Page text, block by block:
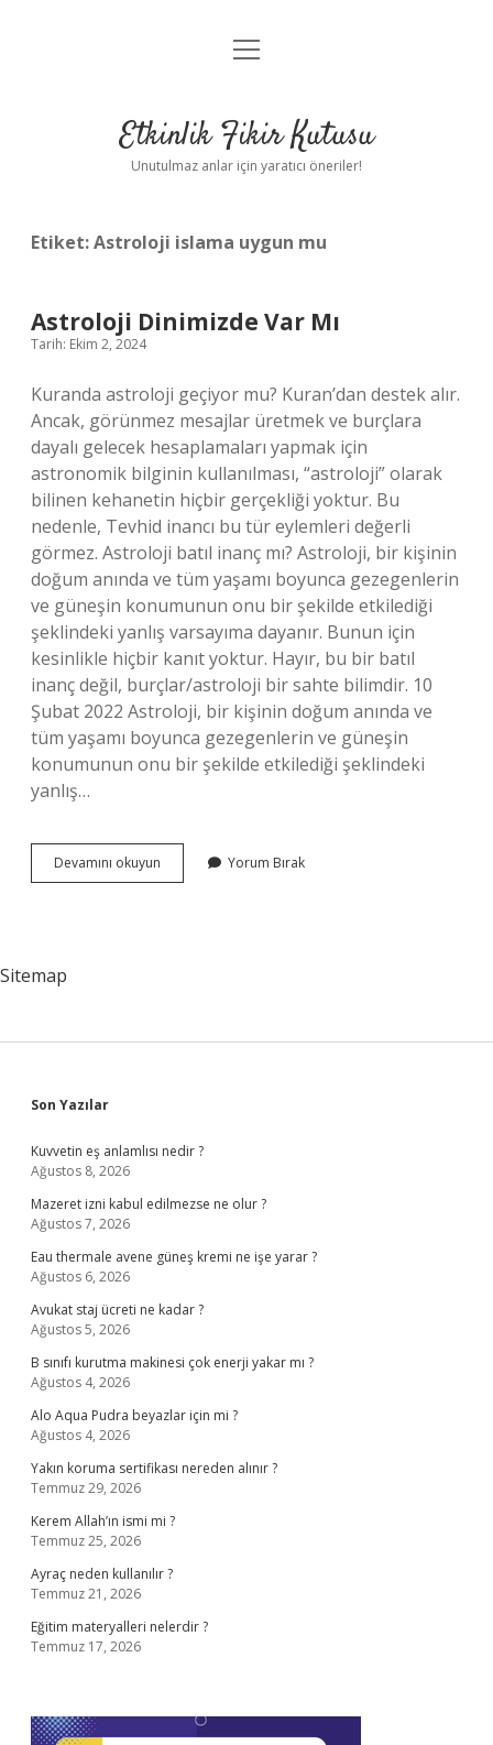
Anasayfa
Yasal Uyarı
menüyü
Etkinlik Fikir Kutusu
Unutulmaz anlar için yaratıcı öneriler!
Etiket:Astroloji islama uygun mu
Astroloji Dinimizde Var Mı
Tarih: Ekim 2, 2024
Kuranda astroloji geçiyor mu? Kuran’dan destek alır.
Ancak, görünmez mesajlar üretmek ve burçlara
dayalı gelecek hesaplamaları yapmak için
astronomik bilginin kullanılması, “astroloji” olarak
bilinen kehanetin hiçbir gerçekliği yoktur. Bu
nedenle, Tevhid inancı bu tür eylemleri değerli
görmez. Astroloji batıl inanç mı? Astroloji, bir kişinin
doğum anında ve tüm yaşamı boyunca gezegenlerin
ve güneşin konumunun onu bir şekilde etkilediği
şeklindeki yanlış varsayıma dayanır. Bunun için
kesinlikle hiçbir kanıt yoktur. Hayır, bu bir batıl
inanç değil, burçlar/astroloji bir sahte bilimdir. 10
Şubat 2022 Astroloji, bir kişinin doğum anında ve
tüm yaşamı boyunca gezegenlerin ve güneşin
konumunun onu bir şekilde etkilediği şeklindeki
yanlış…
Devamını okuyun Astroloji
Dinimizde
Yorum Bırak
Sitemap
Sidebar
Son Yazılar
Kuvvetin eş anlamlısı nedir ?
Ağustos 8, 2026
Mazeret izni kabul edilmezse ne olur ?
Ağustos 7, 2026
Eau thermale avene güneş kremi ne işe yarar ?
Ağustos 6, 2026
Avukat staj ücreti ne kadar ?
Ağustos 5, 2026
B sınıfı kurutma makinesi çok enerji yakar mı ?
Ağustos 4, 2026
Alo Aqua Pudra beyazlar için mi ?
Ağustos 4, 2026
Yakın koruma sertifikası nereden alınır ?
Temmuz 29, 2026
Kerem Allah’ın ismi mi ?
Temmuz 25, 2026
Ayraç neden kullanılır ?
Temmuz 21, 2026
Eğitim materyalleri nelerdir ?
Temmuz 17, 2026